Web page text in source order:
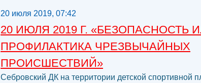
20 июля 2019, 07:42
20 ИЮЛЯ 2019 Г. «БЕЗОПАСНОСТЬ
ПРОФИЛАКТИКА ЧРЕЗВЫЧАЙНЫХ
ПРОИСШЕСТВИЙ»
Себровский ДК на территории детской спортивной